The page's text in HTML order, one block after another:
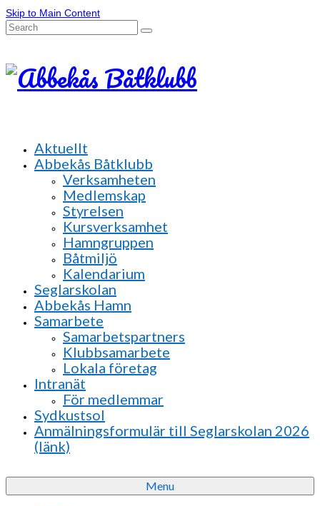
Skip to Main Content
Search
Aktuellt
Abbekås Båtklubb
Verksamheten
Medlemskap
Styrelsen
Kursverksamhet
Hamngruppen
Båtmiljö
Kalendarium
Seglarskolan
Abbekås Hamn
Samarbete
Samarbetspartners
Klubbsamarbete
Lokala företag
Intranät
För medlemmar
Sydkustsol
Anmälningsformulär till Seglarskolan 2026
(länk)
Menu